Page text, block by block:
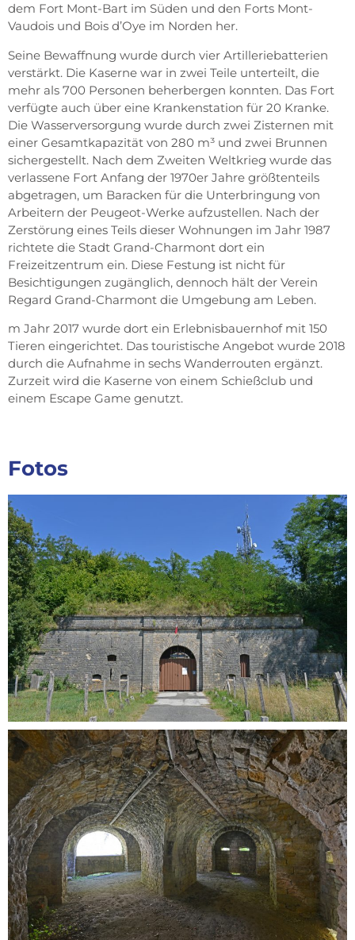
dem Fort Mont-Bart im Süden und den Forts Mont-
Vaudois und Bois d’Oye im Norden her.
Seine Bewaffnung wurde durch vier Artilleriebatterien
verstärkt. Die Kaserne war in zwei Teile unterteilt, die
mehr als 700 Personen beherbergen konnten. Das Fort
verfügte auch über eine Krankenstation für 20 Kranke.
Die Wasserversorgung wurde durch zwei Zisternen mit
einer Gesamtkapazität von 280 m³ und zwei Brunnen
sichergestellt. Nach dem Zweiten Weltkrieg wurde das
verlassene Fort Anfang der 1970er Jahre größtenteils
abgetragen, um Baracken für die Unterbringung von
Arbeitern der Peugeot-Werke aufzustellen. Nach der
Zerstörung eines Teils dieser Wohnungen im Jahr 1987
richtete die Stadt Grand-Charmont dort ein
Freizeitzentrum ein. Diese Festung ist nicht für
Besichtigungen zugänglich, dennoch hält der Verein
Regard Grand-Charmont die Umgebung am Leben.
m Jahr 2017 wurde dort ein Erlebnisbauernhof mit 150
Tieren eingerichtet. Das touristische Angebot wurde 2018
durch die Aufnahme in sechs Wanderrouten ergänzt.
Zurzeit wird die Kaserne von einem Schießclub und
einem Escape Game genutzt.
Fotos